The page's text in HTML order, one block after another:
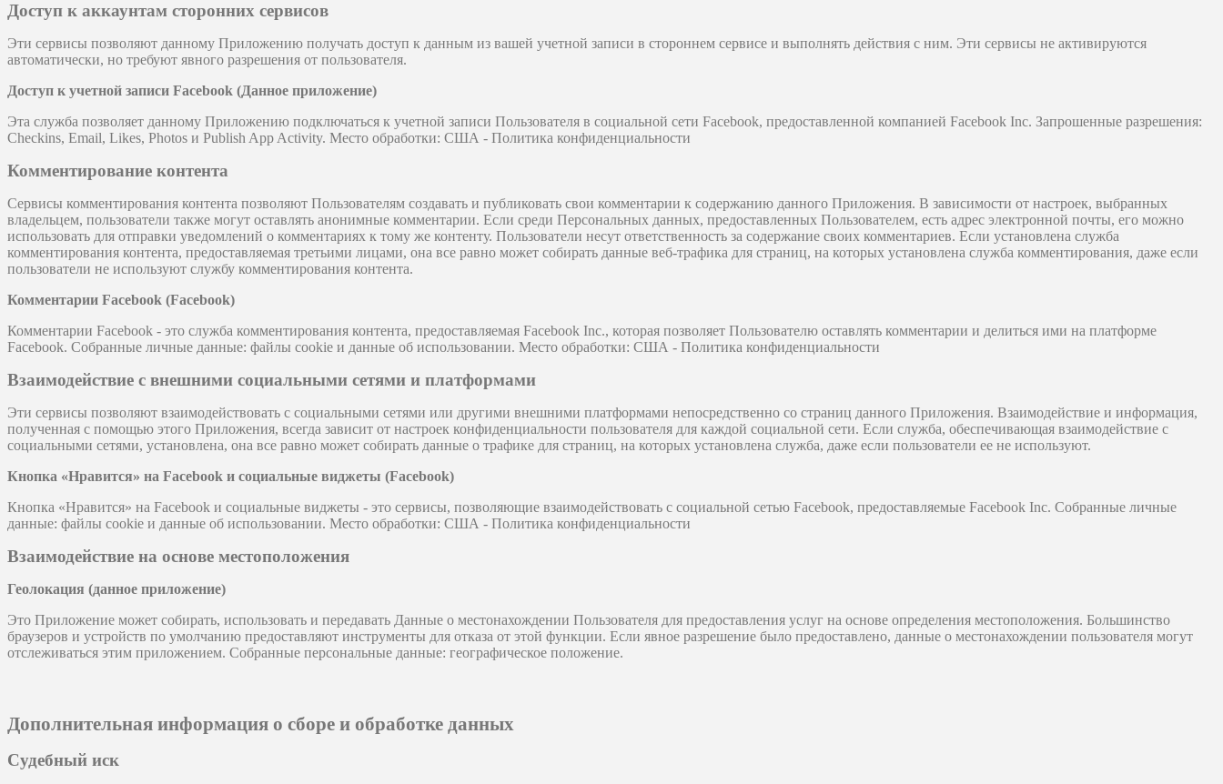
Доступ к аккаунтам сторонних сервисов
Эти сервисы позволяют данному Приложению получать доступ к данным из вашей учетной записи в стороннем сервисе и выполнять действия с ним. Эти сервисы не активируются
автоматически, но требуют явного разрешения от пользователя.
Доступ к учетной записи Facebook (Данное приложение)
Эта служба позволяет данному Приложению подключаться к учетной записи Пользователя в социальной сети Facebook, предоставленной компанией Facebook Inc. Запрошенные разрешения:
Checkins, Email, Likes, Photos и Publish App Activity. Место обработки: США - Политика конфиденциальности
Комментирование контента
Сервисы комментирования контента позволяют Пользователям создавать и публиковать свои комментарии к содержанию данного Приложения. В зависимости от настроек, выбранных
владельцем, пользователи также могут оставлять анонимные комментарии. Если среди Персональных данных, предоставленных Пользователем, есть адрес электронной почты, его можно
использовать для отправки уведомлений о комментариях к тому же контенту. Пользователи несут ответственность за содержание своих комментариев. Если установлена ​​служба
комментирования контента, предоставляемая третьими лицами, она все равно может собирать данные веб-трафика для страниц, на которых установлена ​​служба комментирования, даже если
пользователи не используют службу комментирования контента.
Комментарии Facebook (Facebook)
Комментарии Facebook - это служба комментирования контента, предоставляемая Facebook Inc., которая позволяет Пользователю оставлять комментарии и делиться ими на платформе
Facebook. Собранные личные данные: файлы cookie и данные об использовании. Место обработки: США - Политика конфиденциальности
Взаимодействие с внешними социальными сетями и платформами
Эти сервисы позволяют взаимодействовать с социальными сетями или другими внешними платформами непосредственно со страниц данного Приложения. Взаимодействие и информация,
полученная с помощью этого Приложения, всегда зависит от настроек конфиденциальности пользователя для каждой социальной сети. Если служба, обеспечивающая взаимодействие с
социальными сетями, установлена, она все равно может собирать данные о трафике для страниц, на которых установлена ​​служба, даже если пользователи ее не используют.
Кнопка «Нравится» на Facebook и социальные виджеты (Facebook)
Кнопка «Нравится» на Facebook и социальные виджеты - это сервисы, позволяющие взаимодействовать с социальной сетью Facebook, предоставляемые Facebook Inc. Собранные личные
данные: файлы cookie и данные об использовании. Место обработки: США - Политика конфиденциальности
Взаимодействие на основе местоположения
Геолокация (данное приложение)
Это Приложение может собирать, использовать и передавать Данные о местонахождении Пользователя для предоставления услуг на основе определения местоположения. Большинство
браузеров и устройств по умолчанию предоставляют инструменты для отказа от этой функции. Если явное разрешение было предоставлено, данные о местонахождении пользователя могут
отслеживаться этим приложением. Собранные персональные данные: географическое положение.
Дополнительная информация о сборе и обработке данных
Судебный иск